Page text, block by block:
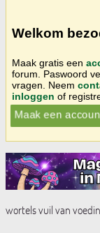
Welkom
Maak gratis een
forum. Paswoord
vragen. Neem
inloggen of
Maak een
wortels vuil van